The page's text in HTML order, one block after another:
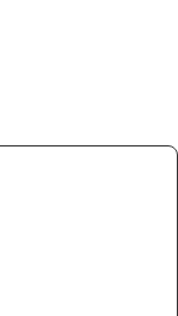
galerię zdjęć